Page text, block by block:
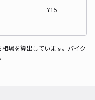
¥15
場を算出しています。バイク